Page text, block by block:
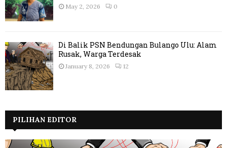
May 2, 2026 0
Di Balik PSN Bendungan Bulango Ulu: Alam
Rusak, Warga Terdesak
January 8, 2026 12
PILIHAN EDITOR